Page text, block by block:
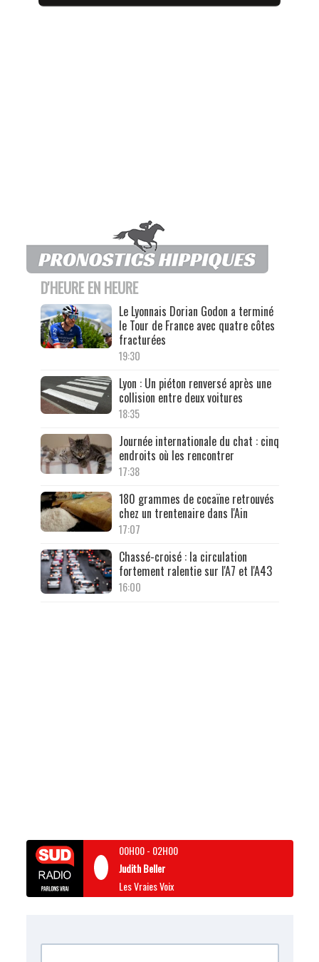
D'HEURE EN HEURE
Le Lyonnais Dorian Godon a terminé
le Tour de France avec quatre côtes
fracturées
19:30
Lyon : Un piéton renversé après une
collision entre deux voitures
18:35
Journée internationale du chat : cinq
endroits où les rencontrer
17:38
180 grammes de cocaïne retrouvés
chez un trentenaire dans l'Ain
17:07
Chassé-croisé : la circulation
fortement ralentie sur l'A7 et l'A43
16:00
00H00- 02H00
Judith Beller
Les Vraies Voix